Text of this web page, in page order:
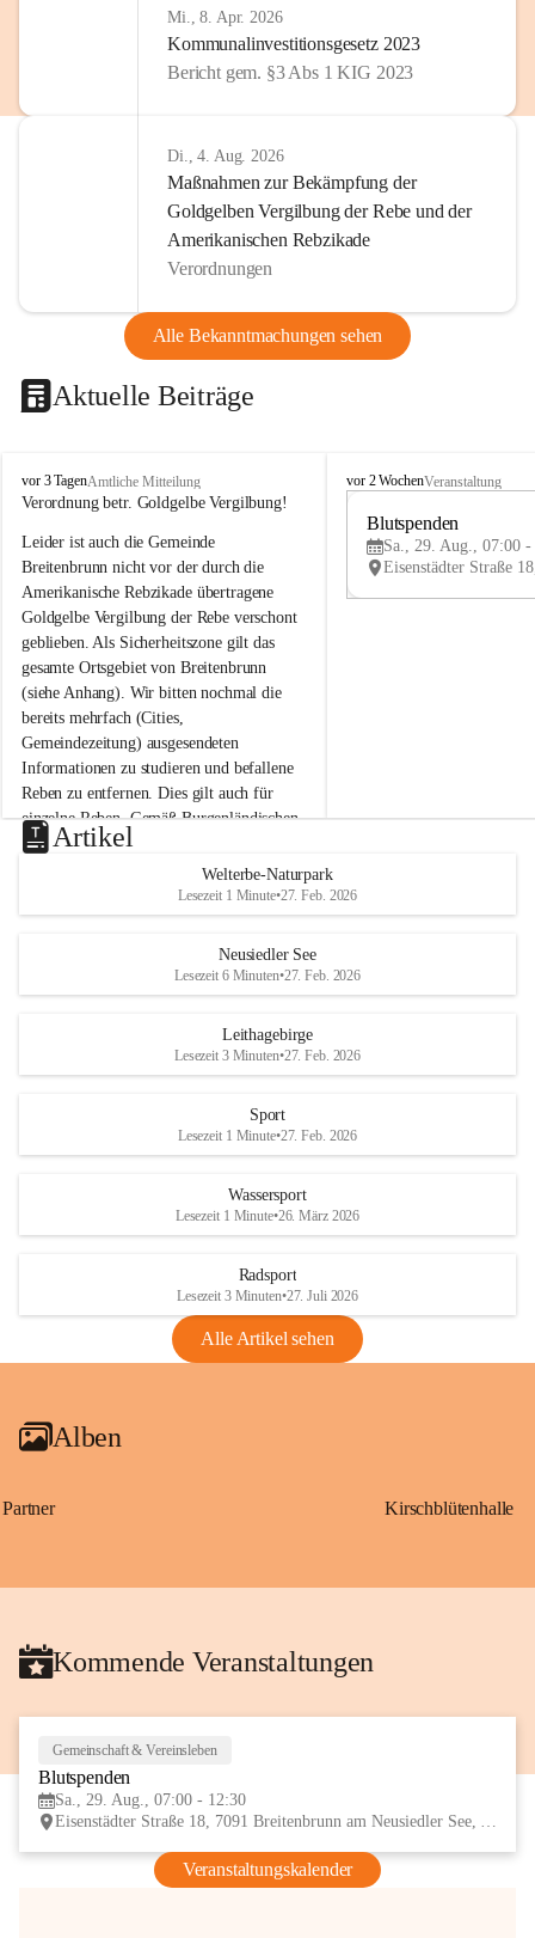
Mi., 8. Apr. 2026
Kommunalinvestitionsgesetz 2023
Bericht gem. §3 Abs 1 KIG 2023
Di., 4. Aug. 2026
Maßnahmen zur Bekämpfung der
Goldgelben Vergilbung der Rebe und der
Amerikanischen Rebzikade
Verordnungen
Alle Bekanntmachungen sehen
Aktuelle Beiträge
B
r
i
t
e
n
b
r
u
n
n
a
m
N
e
u
s
d
S
vor 3 TagenAmtliche Mitteilung
Verordnung betr. Goldgelbe Vergilbung!
Leider ist auch die Gemeinde
Breitenbrunn nicht vor der durch die
Amerikanische Rebzikade übertragene
Goldgelbe Vergilbung der Rebe verschont
geblieben. Als Sicherheitszone gilt das
gesamte Ortsgebiet von Breitenbrunn
(siehe Anhang). Wir bitten nochmal die
bereits mehrfach (Cities,
Gemeindezeitung) ausgesendeten
Informationen zu studieren und befallene
Reben zu entfernen. Dies gilt auch für
einzelne Reben. Gemäß Burgenländischen
Weinbaugesetz sind nicht gepflegte oder
unzulässige Weingärten zu roden! Bitte
helfen wir zusammen um unsere Winzer
vor den prognostizierten Ernteausfällen
und den daraus folgenden wirtschaftlichen
Maßnahmen zur Bekämpfung
Rebe und der Amerikanischen
Anhang VBl. EU Nr. 18
1 Seite•1,4 MB
VBl. EU Nr. 18_2026
B
e
u
e
d
r
S
vor 2 WochenVeranstaltung
Blutspenden
Sa., 29. Aug., 07:00 -
Artikel
Welterbe-Naturpark
Lesezeit 1 Minute•27. Feb. 2026
Neusiedler See
Lesezeit 6 Minuten•27. Feb. 2026
Leithagebirge
Lesezeit 3 Minuten•27. Feb. 2026
Sport
Lesezeit 1 Minute•27. Feb. 2026
Wassersport
Lesezeit 1 Minute•26. März 2026
Radsport
Lesezeit 3 Minuten•27. Juli 2026
Alle Artikel sehen
Alben
Partner Kirschblütenhalle
Kommende Veranstaltungen
Gemeinschaft & Vereinsleben
Blutspenden
Sa., 29. Aug., 07:00 - 12:30
Eisenstädter Straße 18, 7091 Breitenbrunn am Neusiedler See, AUT
Veranstaltungskalender